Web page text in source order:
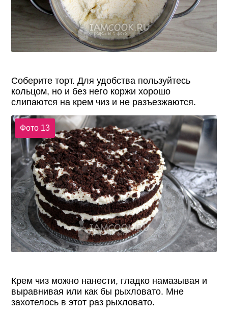
Соберите торт. Для удобства пользуйтесь
кольцом, но и без него коржи хорошо
слипаются на крем чиз и не разъезжаются.
Фото 13
Крем чиз можно нанести, гладко намазывая и
выравнивая или как бы рыхловато. Мне
захотелось в этот раз рыхловато.